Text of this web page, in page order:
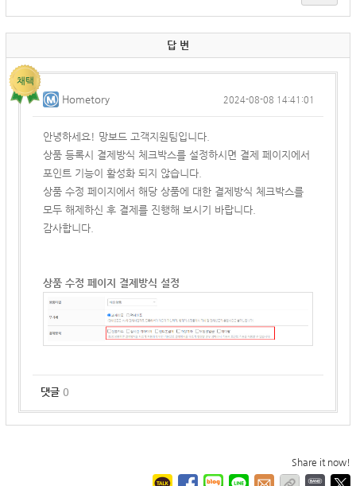
답 변
Hometory 2024-08-08 14:41:01
안녕하세요! 망보드 고객지원팀입니다.
상품 등록시 결제방식 체크박스를 설정하시면 결제 페이지에서
포인트 기능이 활성화 되지 않습니다.
상품 수정 페이지에서 해당 상품에 대한 결제방식 체크박스를
모두 해제하신 후 결제를 진행해 보시기 바랍니다.
감사합니다.
상품 수정 페이지 결제방식 설정
댓글 0
Share it now!